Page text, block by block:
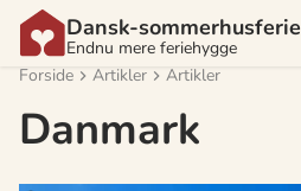
Dansk-sommerhusferie
Endnu mere feriehygge
Forside
Artikler Artikler
Danmark